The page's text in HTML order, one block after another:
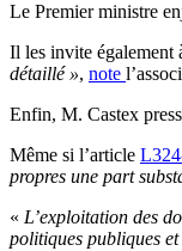
Le Premier ministre
Il les invite également
détaillé », note
Enfin, M. Castex
Même si l’article
propres une part
« L’exploitation des
politiques publiques